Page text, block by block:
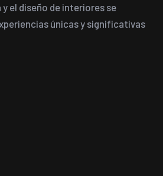
el diseño de interiores se
únicas y significativas